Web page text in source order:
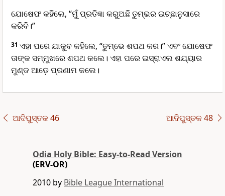
ଯୋଷେଫ କହିଲେ, “ମୁଁ ପ୍ରତିଜ୍ଞା କରୁଅଛି ତୁମ୍ଭର ଇଚ୍ଛାନୁସାରେ
କରିବି।”
31 ଏହା ପରେ ଯାକୁବ କହିଲେ, “ତୁମ୍ଭେ ଶପଥ କର।” ଏବଂ ଯୋଷେଫ
ତାଙ୍କ ସମ୍ମୁଖରେ ଶପଥ କଲେ। ଏହା ପରେ ଇସ୍ରାଏଲ ଶଯ୍ୟାର
ମୁଣ୍ଡ ଆଡ଼େ ପ୍ରଣାମ କଲେ।
ଆଦିପୁସ୍ତକ 46 ଆଦିପୁସ୍ତକ 48
Odia Holy Bible: Easy-to-Read Version
(ERV-OR)
2010 by Bible League International